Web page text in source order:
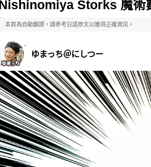
Storks 魔術
本頁為自動翻譯。請參考日語原文以獲得正確資訊。
ゆまっち＠にしつー